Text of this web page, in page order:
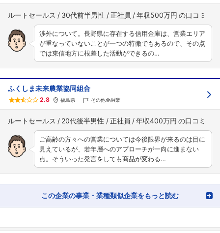
ルートセールス 30代前半男性 正社員 年収500万円
渉外について。長野県に存在する信用金庫は、営業エリア
が重なっていないことが一つの特徴でもあるので、その点
では東信地方に根差した活動ができるの…
ふくしま未来農業協同組合
2.8 福島県 その他金融業
ルートセールス 20代後半男性 正社員 年収400万円
ご高齢の方々への営業については今後限界が来るのは目に
見えているが、若年層へのアプローチが一向に進まない
点。そういった発言をしても商品が変わる…
この企業の事業・業種類似企業をもっと読む